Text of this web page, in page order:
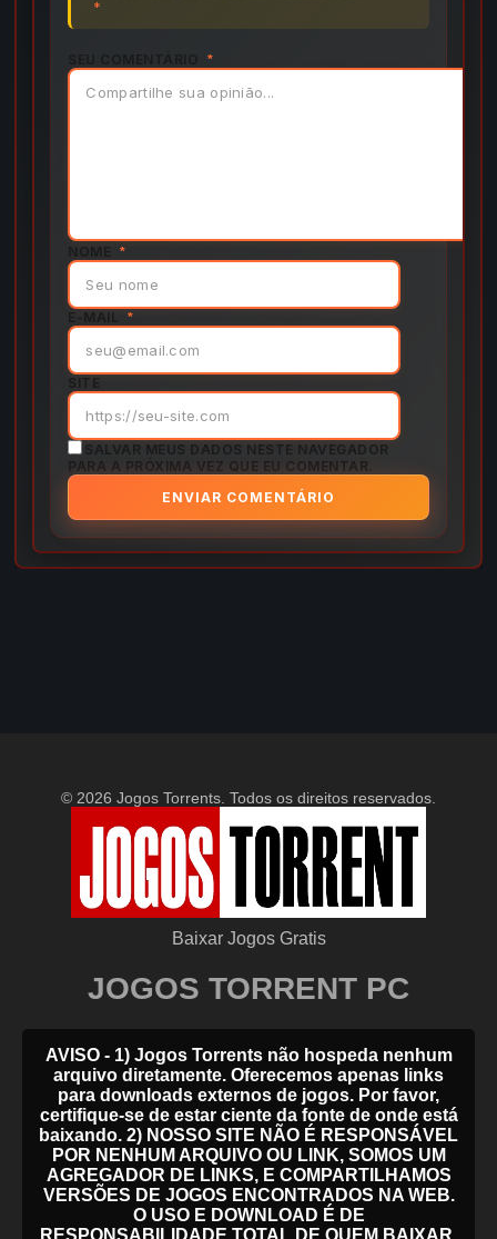
*
*
NOME *
E-MAIL *
SITE
SALVAR MEUS DADOS NESTE NAVEGADOR
PARA A PRÓXIMA VEZ QUE EU COMENTAR.
© 2026 Jogos Torrents. Todos os direitos reservados.
Baixar Jogos Gratis
JOGOS TORRENT PC
AVISO - 1) Jogos Torrents não hospeda nenhum
arquivo diretamente. Oferecemos apenas links
para downloads externos de jogos. Por favor,
certifique-se de estar ciente da fonte de onde está
baixando. 2) NOSSO SITE NÃO É RESPONSÁVEL
POR NENHUM ARQUIVO OU LINK, SOMOS UM
AGREGADOR DE LINKS, E COMPARTILHAMOS
VERSÕES DE JOGOS ENCONTRADOS NA WEB.
O USO E DOWNLOAD É DE
RESPONSABILIDADE TOTAL DE QUEM BAIXAR.